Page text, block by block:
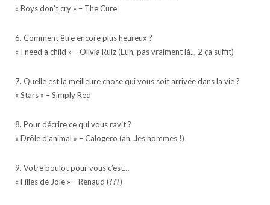
« Boys don’t cry » – The Cure
6. Comment être encore plus heureux ?
« I need a child » – Olivia Ruiz (Euh, pas vraiment là.., 2 ça suffit)
7. Quelle est la meilleure chose qui vous soit arrivée dans la vie ?
« Stars » – Simply Red
8. Pour décrire ce qui vous ravit ?
« Drôle d’animal » – Calogero (ah…les hommes !)
9. Votre boulot pour vous c’est…
« Filles de Joie » – Renaud (???)